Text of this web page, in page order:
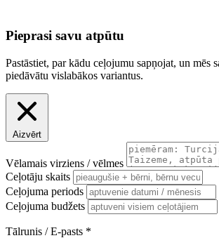
Pieprasi savu atpūtu
Pastāstiet, par kādu ceļojumu sapņojat, un mēs
piedāvātu vislabākos variantus.
Aizvērt
Vēlamais virziens / vēlmes
Ceļotāju skaits
Ceļojuma periods
Ceļojuma budžets
Tālrunis / E-pasts *